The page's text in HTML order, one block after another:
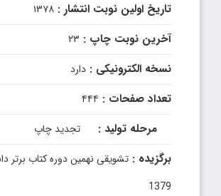
تاریخ اولین نوبت انتشار : ۱۳۷۸
آخرین نوبت چاپ : ۲۳
نسخه الکترونیکی : دارد
تعداد صفحات : ۴۴۴
مرحله تولید : تجدید چاپ
برگزیده : تشویقی نهمین دوره کتاب برتر
1379